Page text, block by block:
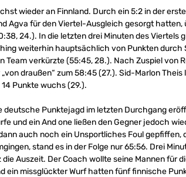
wieder an Finnland. Durch ein 5:2 in der
Agva für den Viertel-Ausgleich gesorgt
24.). In die letzten drei Minuten des Viertels
weiterhin hauptsächlich von Punkten durch
verkürzte (55:45, 28.). Nach Zuspiel von
draußen“ zum 58:45 (27.). Sid-Marlon
Punkte wuchs (29.).
deutsche Punktejagd im letzten Durchgang
und ein And one ließen den Gegner jedoch
auch noch ein Unsportliches Foul
stand es in der Folge nur 65:56. Drei
Auszeit. Der Coach wollte seine Mannen für
ein missglückter Wurf hatten fünf finnische